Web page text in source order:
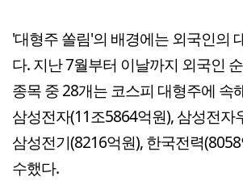
'대형주 쏠림'의 배경에는 외국인의
다. 지난 7월부터 이날까지 외국인
종목 중 28개는 코스피 대형주에 속
삼성전자(11조5864억원), 삼성전자
삼성전기(8216억원), 한국전력
수했다.